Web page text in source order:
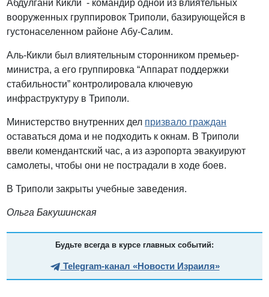
Абдулгани Кикли - командир одной из влиятельных
вооруженных группировок Триполи, базирующейся в
густонаселенном районе Абу-Салим.
Аль-Кикли был влиятельным сторонником премьер-
министра, а его группировка “Аппарат поддержки
стабильности” контролировала ключевую
инфраструктуру в Триполи.
Министерство внутренних дел призвало граждан
оставаться дома и не подходить к окнам. В Триполи
ввели комендантский час, а из аэропорта эвакуируют
самолеты, чтобы они не пострадали в ходе боев.
В Триполи закрыты учебные заведения.
Ольга Бакушинская
Будьте всегда в курсе главных событий:
Telegram-канал «Новости Израиля»